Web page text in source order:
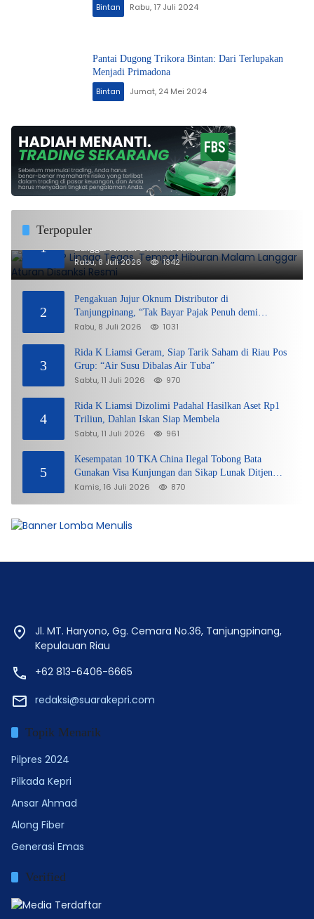
Bintan Rabu, 17 Juli 2024
Pantai Dugong Trikora Bintan: Dari Terlupakan
Menjadi Primadona
Bintan Jumat, 24 Mei 2024
Terpopuler
1
DPMPTSP Lingga Tegas, Tempat Hiburan Malam
Langgar Aturan Disanksi Resmi
Rabu, 8 Juli 2026 1342
2
Pengakuan Jujur Oknum Distributor di
Tanjungpinang, “Tak Bayar Pajak Penuh demi
Untung”
Rabu, 8 Juli 2026 1031
3
Rida K Liamsi Geram, Siap Tarik Saham di Riau Pos
Grup: “Air Susu Dibalas Air Tuba”
Sabtu, 11 Juli 2026 970
4
Rida K Liamsi Dizolimi Padahal Hasilkan Aset Rp1
Triliun, Dahlan Iskan Siap Membela
Sabtu, 11 Juli 2026 961
5
Kesempatan 10 TKA China Ilegal Tobong Bata
Gunakan Visa Kunjungan dan Sikap Lunak Ditjen
Imigrasi Kepri?
Kamis, 16 Juli 2026 870
Jl. MT. Haryono, Gg. Cemara No.36, Tanjungpinang,
Kepulauan Riau
+62 813-6406-6665
redaksi@suarakepri.com
Topik Menarik
Pilpres 2024
Pilkada Kepri
Ansar Ahmad
Along Fiber
Generasi Emas
Verified